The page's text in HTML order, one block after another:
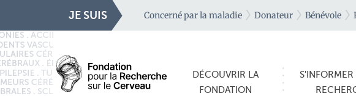
JE SUIS Concerné par la maladie Donateur Bénévole
DÉCOUVRIR LA
FONDATION
S'INFORMER